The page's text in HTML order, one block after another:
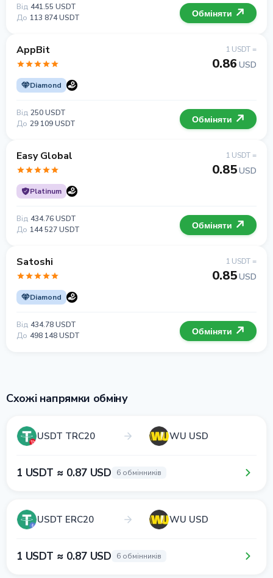
Від 441.55 USDT
До 113 874 USDT Обміняти
AppBit
Diamond
1 USDT =
0.86 USD
Від 250 USDT
До 29 109 USDT Обміняти
Easy Global
Platinum
1 USDT =
0.85USD
Від 434.76 USDT
До 144 527 USDT Обміняти
Satoshi
Diamond
1 USDT =
0.85USD
Від 434.78 USDT
До 498 148 USDT Обміняти
Схожі напрямки обміну
USDT TRC20 WU USD
1 USDT ≈ 0.87 USD 6 обмінників
USDT ERC20 WU USD
1 USDT ≈ 0.87 USD 6 обмінників